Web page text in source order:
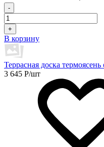
-
+
В корзину
Террасная доска
3 645 Р/шт